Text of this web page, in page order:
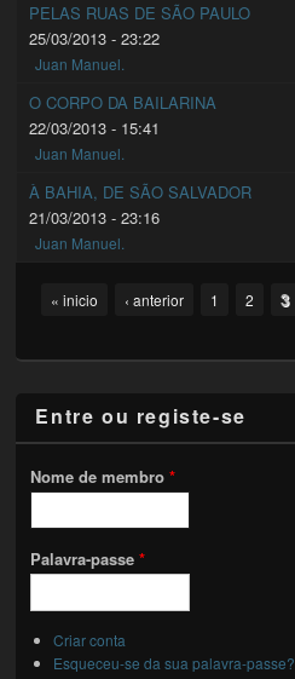
PELAS RUAS DE SÃO PAULO
25/03/2013 - 23:22
Juan Manuel.
O CORPO DA BAILARINA
22/03/2013 - 15:41
Juan Manuel.
À BAHIA, DE SÃO SALVADOR
21/03/2013 - 23:16
Juan Manuel.
Pages« inicio ‹ anterior 1 2 3
Entre ou registe-se
Nome de membro*
Palavra-passe*
Criar conta
Esqueceu-se da sua palavra-passe?